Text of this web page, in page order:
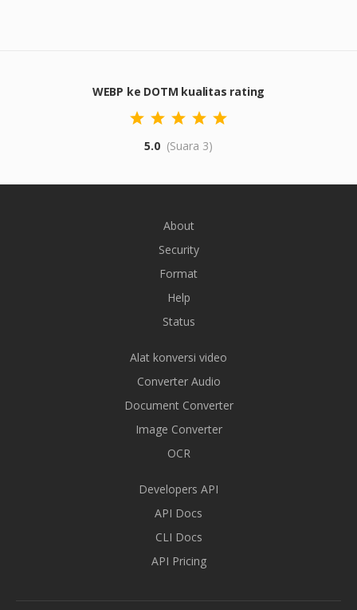
WEBP ke DOTM kualitas rating
5.0 (Suara 3)
About
Security
Format
Help
Status
Alat konversi video
Converter Audio
Document Converter
Image Converter
OCR
Developers API
API Docs
CLI Docs
API Pricing